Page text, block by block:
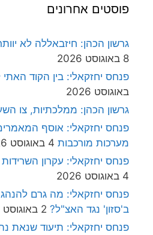
אחרונים
הכהן: חיזבאללה לא יוותר על
יחזקאלי: בין הקוד האתי ל'רוח
2026
הכהן: ממלכתיות, צו השעה! 4 באוגוסט 2026
יחזקאלי: אוסף המאמרים על
מורכבות 4 באוגוסט 2026
יחזקאלי: עקרון השרידות של ד"ר
יחזקאלי: מה גרם להנהגת
נגד האצ"ל? 2 באוגוסט 2026
יחזקאלי: תיעוד שנאת נתניהו